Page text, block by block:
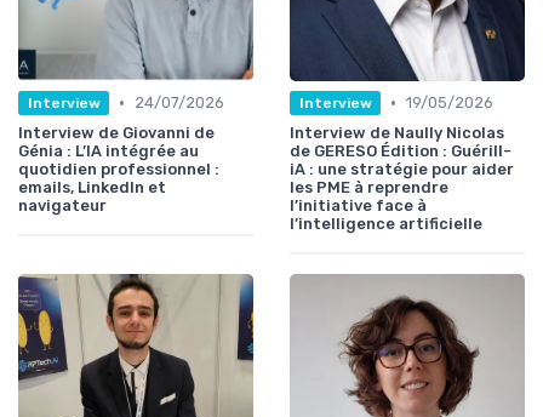
Interview •
24/07/2026
Interview de Giovanni de
Génia : L’IA intégrée au
quotidien professionnel :
emails, LinkedIn et
navigateur
Interview • 19/05/2026
Interview de Naully Nicolas
de GERESO Édition : Guérill-
iA : une stratégie pour aider
les PME à reprendre
l’initiative face à
l’intelligence artificielle